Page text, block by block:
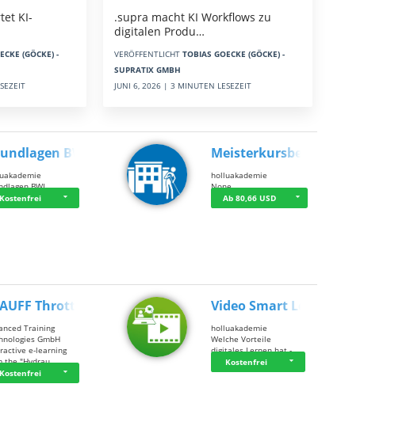
KI-
(GÖCKE) -
.supra macht KI Workflows zu
digitalen Produ…
VERÖFFENTLICHT TOBIAS GOECKE (GÖCKE) -
SUPRATIX GMBH
JUNI 6, 2026 | 3 MINUTEN LESEZEIT
BWL
BWL
Kostenfrei
Meisterkursbegl…
holluakademie
None
Ab 80,66 USD
Throttle…
Training
GmbH
e-learning
the "Hydrau…
Kostenfrei
Video Smart Lea…
holluakademie
Welche Vorteile
digitales Lernen hat - …
Kostenfrei